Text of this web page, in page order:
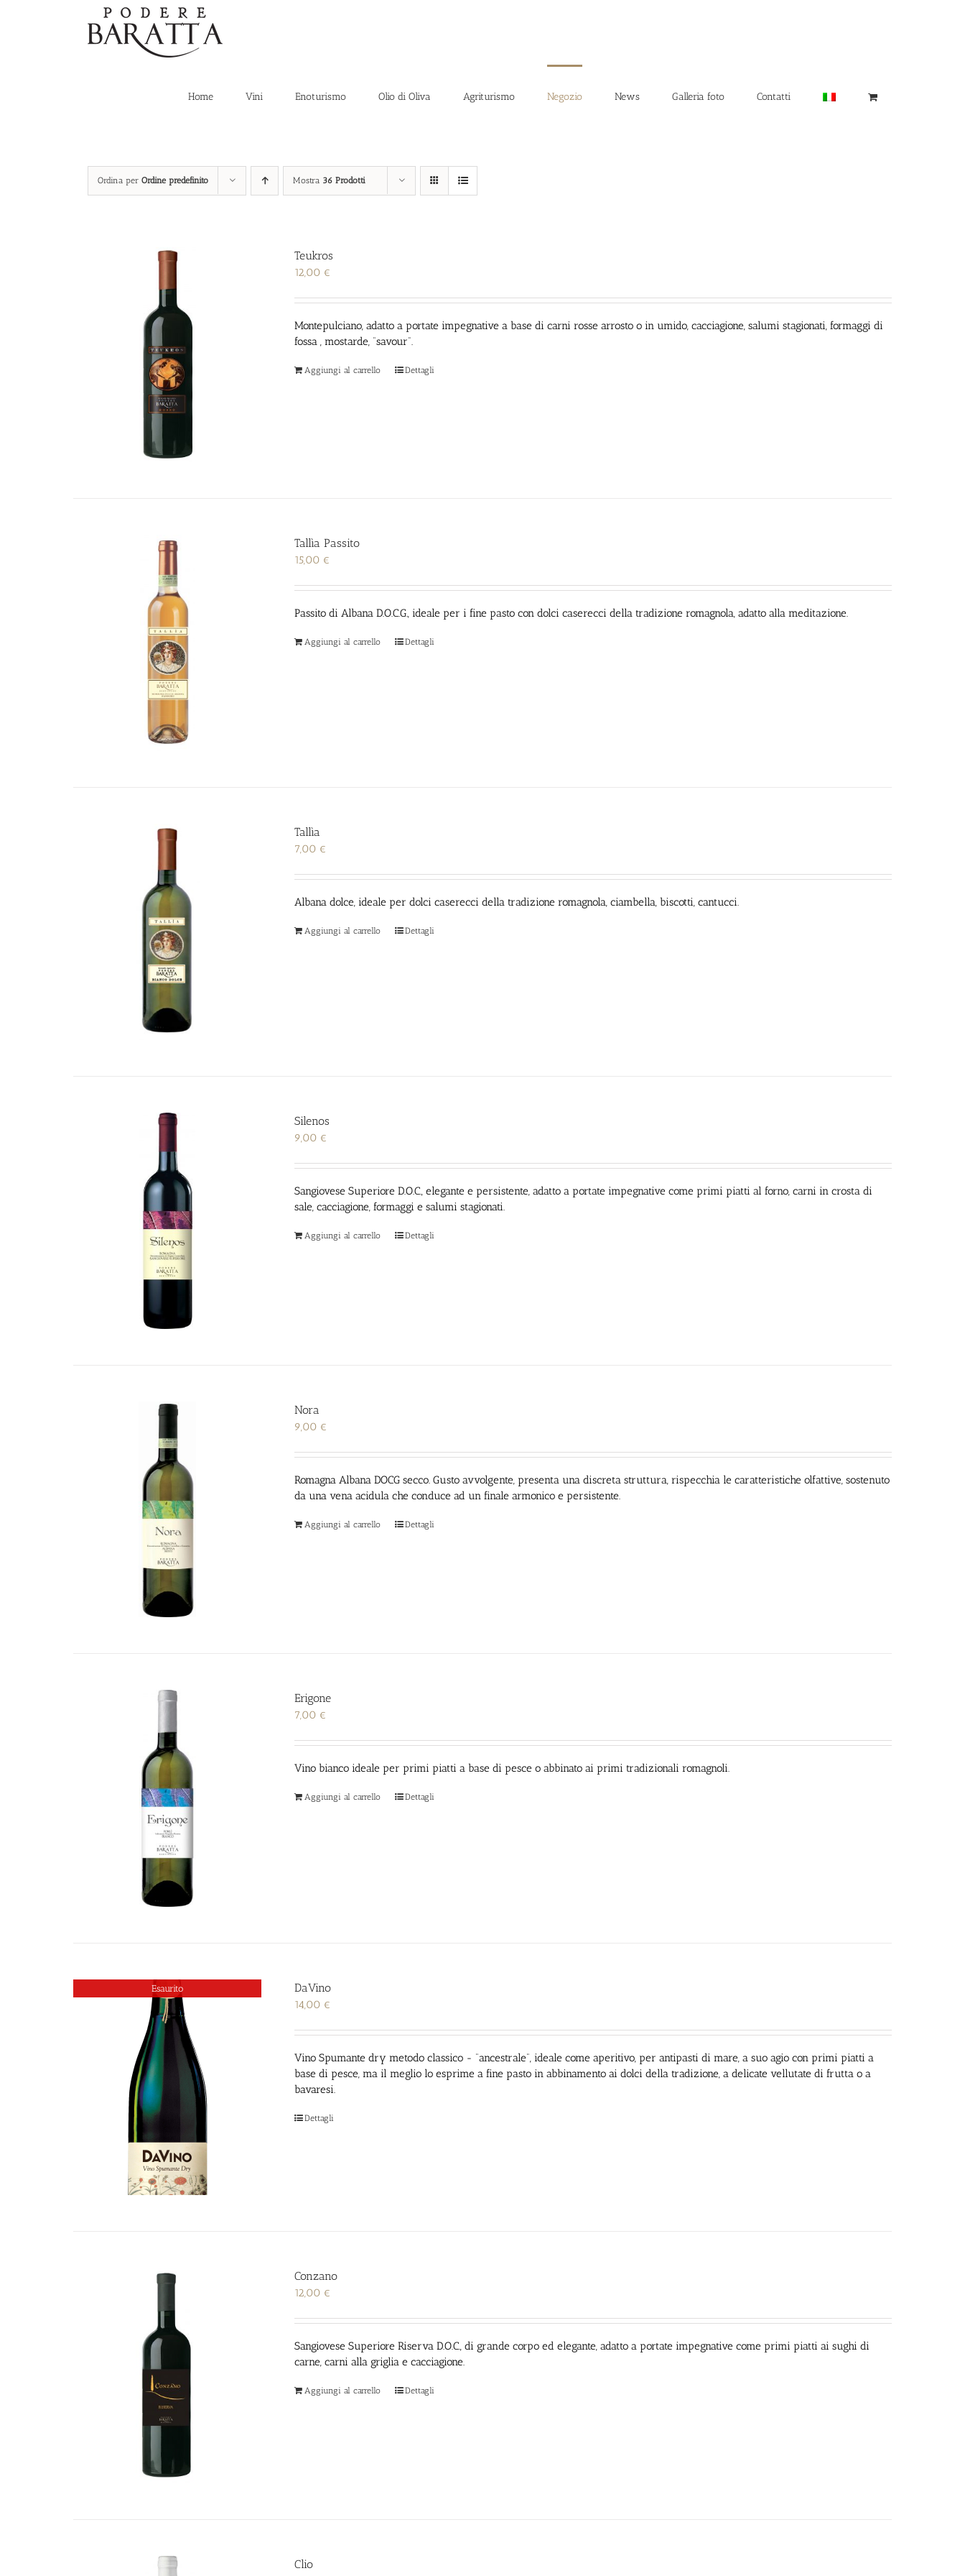
Home Vini Enoturismo Olio di Oliva Agriturismo Negozio News Galleria foto Contatti
Ordina per Ordine predefinito Mostra 36 Prodotti
Teukros
12,00 €
Montepulciano, adatto a portate impegnative a base di carni rosse arrosto o in umido, cacciagione, salumi stagionati, formaggi di
fossa , mostarde, “savour”.
Aggiungi al carrello Dettagli
Tallìa Passito
15,00 €
Passito di Albana D.O.C.G., ideale per i fine pasto con dolci caserecci della tradizione romagnola, adatto alla meditazione.
Aggiungi al carrello Dettagli
Tallìa
7,00 €
Albana dolce, ideale per dolci caserecci della tradizione romagnola, ciambella, biscotti, cantucci.
Aggiungi al carrello Dettagli
Silenos
9,00 €
Sangiovese Superiore D.O.C., elegante e persistente, adatto a portate impegnative come primi piatti al forno, carni in crosta di
sale, cacciagione, formaggi e salumi stagionati.
Aggiungi al carrello Dettagli
Nora
9,00 €
Romagna Albana DOCG secco. Gusto avvolgente, presenta una discreta struttura, rispecchia le caratteristiche olfattive, sostenuto
da una vena acidula che conduce ad un finale armonico e persistente.
Aggiungi al carrello Dettagli
Erigone
7,00 €
Vino bianco ideale per primi piatti a base di pesce o abbinato ai primi tradizionali romagnoli.
Aggiungi al carrello Dettagli
Esaurito DaVino
14,00 €
Vino Spumante dry metodo classico - “ancestrale”, ideale come aperitivo, per antipasti di mare, a suo agio con primi piatti a
base di pesce, ma il meglio lo esprime a fine pasto in abbinamento ai dolci della tradizione, a delicate vellutate di frutta o a
bavaresi.
Dettagli
Conzano
12,00 €
Sangiovese Superiore Riserva D.O.C., di grande corpo ed elegante, adatto a portate impegnative come primi piatti ai sughi di
carne, carni alla griglia e cacciagione.
Aggiungi al carrello Dettagli
Clio